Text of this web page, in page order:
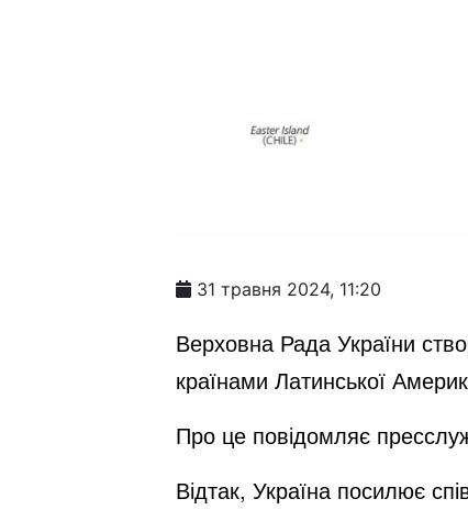
31 травня 2024, 11:20
Верховна Рада України
країнами Латинської
Про це повідомляє
Відтак, Україна посилює